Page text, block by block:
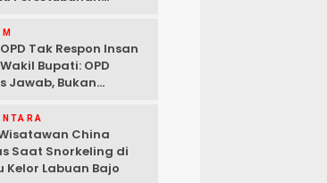
Tak Respon Insan
Bupati: OPD
Jawab, Bukan
China
Saat Snorkeling di
Kelor Labuan Bajo